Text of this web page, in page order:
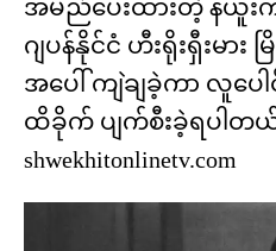
အမည်ပေးထားတဲ့ နယူး
ဂျပန်နိုင်ငံ ဟီးရိုးရှီးမား
အပေါ် ကျဲချခဲ့ကာ လူပေါ
ထိခိုက် ပျက်စီးခဲ့ရပါတ
shwekhitonlinetv.com